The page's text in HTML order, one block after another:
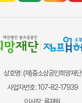
상호명 : (재)중소상공인희망재단
사업자번호 : 107-82-17939